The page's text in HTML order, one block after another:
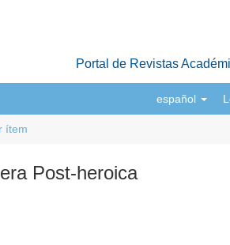
Portal de Revistas
español
ítem
Post-heroica